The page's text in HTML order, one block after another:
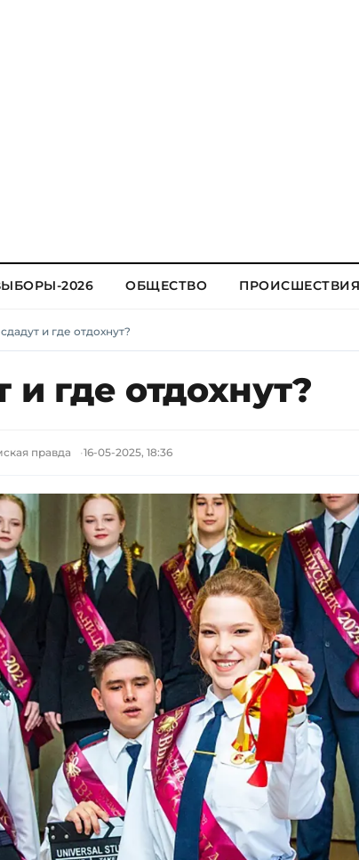
2026 ОБЩЕСТВО ПРОИСШЕСТВИЯ
и где отдохнут?
и где отдохнут?
правда 16-05-2025, 18:36